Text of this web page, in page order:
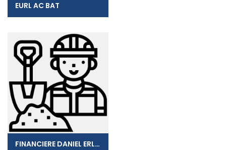
EURL AC BAT
FINANCIERE DANIEL ERLONG EURL